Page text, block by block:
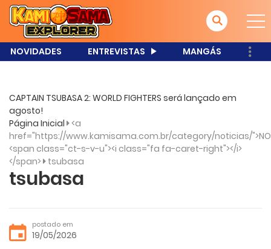
NOVIDADES ENTREVISTAS MANGÁS
CAPTAIN TSUBASA 2: WORLD FIGHTERS será lançado em
agosto!
Página Inicial <a
href="https://www.kamisama.com.br/category/noticias/
<span class="ct-s-v-u"><i class="fa fa-caret-right"></i>
</span> tsubasa
tsubasa
postado em
19/05/2026